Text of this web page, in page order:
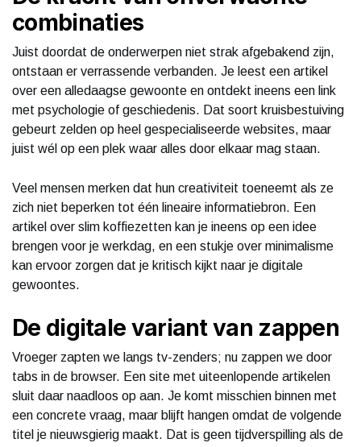
combinaties
Juist doordat de onderwerpen niet strak afgebakend zijn,
ontstaan er verrassende verbanden. Je leest een artikel
over een alledaagse gewoonte en ontdekt ineens een link
met psychologie of geschiedenis. Dat soort kruisbestuiving
gebeurt zelden op heel gespecialiseerde websites, maar
juist wél op een plek waar alles door elkaar mag staan.
Veel mensen merken dat hun creativiteit toeneemt als ze
zich niet beperken tot één lineaire informatiebron. Een
artikel over slim koffiezetten kan je ineens op een idee
brengen voor je werkdag, en een stukje over minimalisme
kan ervoor zorgen dat je kritisch kijkt naar je digitale
gewoontes.
De digitale variant van zappen
Vroeger zapten we langs tv-zenders; nu zappen we door
tabs in de browser. Een site met uiteenlopende artikelen
sluit daar naadloos op aan. Je komt misschien binnen met
een concrete vraag, maar blijft hangen omdat de volgende
titel je nieuwsgierig maakt. Dat is geen tijdverspilling als de